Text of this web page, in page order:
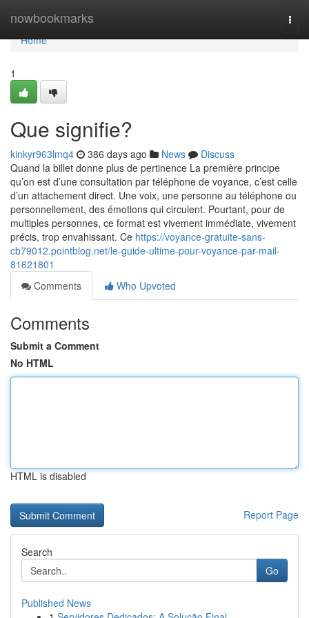
nowbookmarks
Home
Home
1
Que signifie?
kinkyr963lmq4 386 days ago News
Discuss
Quand la billet donne plus de pertinence La première principe
qu’on est d’une consultation par téléphone de voyance, c’est celle
d’un attachement direct. Une voix, une personne au téléphone ou
personnellement, des émotions qui circulent. Pourtant, pour de
multiples personnes, ce format est vivement immédiate, vivement
précis, trop envahissant. Ce https://voyance-gratuite-sans-
cb79012.pointblog.net/le-guide-ultime-pour-voyance-par-mail-
81621801
Comments
Who Upvoted
Comments
Submit a Comment
No HTML
HTML is disabled
Report Page
Search
Go
Published News